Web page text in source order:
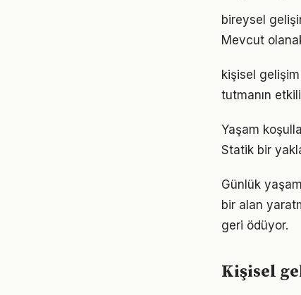
bireysel
Mevcut
kişisel
tutmanın
Yaşam
Statik bir
Günlük
bir alan
geri ödüyor.
Kişisel